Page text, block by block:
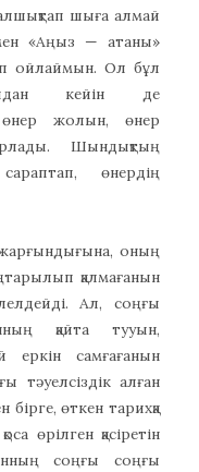
шыға алмай
«Аңыз — атаны»
ойлаймын. Ол бұл
кейін де
өнер жолын, өнер
Шындықтың
өнердің
оның
қалмағанын
Ал, соңғы
қайта тууын,
еркін самғағанын
тәуелсіздік алған
өткен тарихқа
өрілген қасіретін
соңғы соңғы